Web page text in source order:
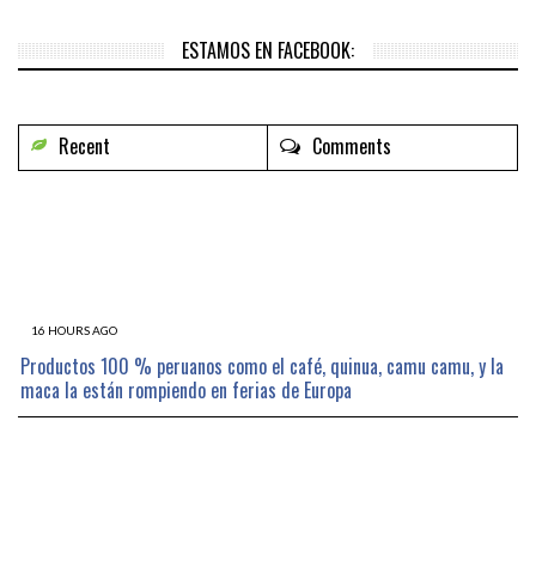
ESTAMOS EN FACEBOOK:
Recent Comments
16 HOURS AGO
Productos 100 % peruanos como el café, quinua, camu camu, y la
maca la están rompiendo en ferias de Europa